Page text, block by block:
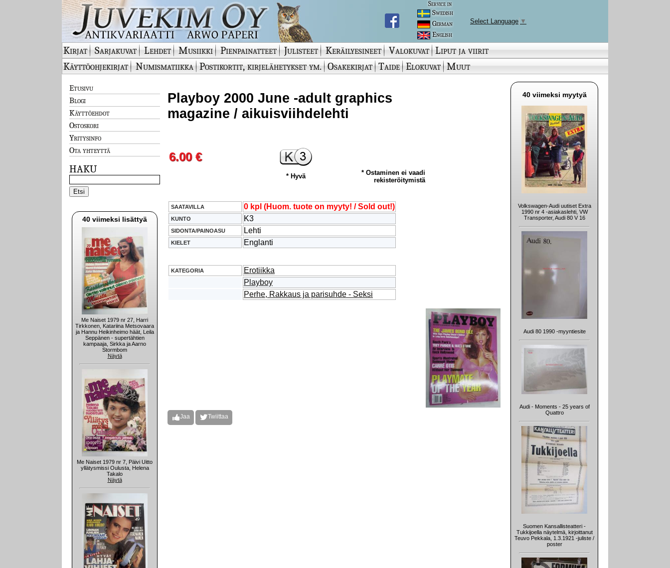
Service in
Swedish
German
English
Select Language ▼
Kirjat Sarjakuvat Lehdet Musiikki Pienpainatteet Julisteet Keräilyesineet Valokuvat Liput ja viirit
Käyttöohjekirjat
Numismatiikka Postikortit, kirjelähetykset ym. Osakekirjat Taide Elokuvat Muut
Etusivu
Blogi
Käyttöehdot
Ostoskori
Yritysinfo
Ota yhteyttä
HAKU
40 viimeksi lisättyä
Me Naiset 1979 nr 27, Harri
Tirkkonen, Katariina Metsovaara
ja Hannu Heikinheimo häät, Leila
Seppänen - supertähtien
kampaaja, Sirkka ja Aarno
Stormbom
Näytä
Me Naiset 1979 nr 7, Päivi Uitto
yllätysmissi Oulusta, Helena
Takalo
Näytä
Playboy 2000 June -adult graphics
magazine / aikuisviihdelehti
6.00 €
* Hyvä
* Ostaminen ei vaadi
rekisteröitymistä
SAATAVILLA 0 kpl (Huom. tuote on myyty! / Sold out!)
KUNTO K3
SIDONTA/PAINOASU Lehti
KIELET Englanti
KATEGORIA
Erotiikka
Playboy
Perhe, Rakkaus ja parisuhde - Seksi
Jaa Twiittaa
40 viimeksi myytyä
Volkswagen-Audi uutiset Extra
1990 nr 4 -asiakaslehti, VW
Transporter, Audi 80 V 16
Audi 80 1990 -myyntiesite
Audi - Moments - 25 years of
Quattro
Suomen Kansallisteatteri -
Tukkijoella näytelmä, kirjoittanut
Teuvo Pekkala, 1.3.1921 -juliste /
poster